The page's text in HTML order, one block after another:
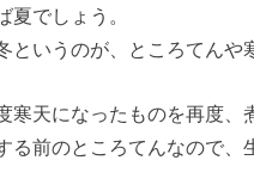
夏でしょう。
というのが、ところてんや
寒天になったものを再度、
る前のところてんなので、